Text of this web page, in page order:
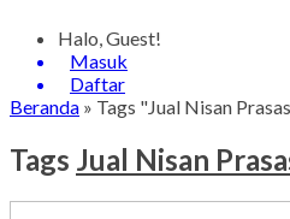
Halo, Guest!
Masuk
Daftar
Beranda » Tags "Jual Nisan
Tags Jual Nisan